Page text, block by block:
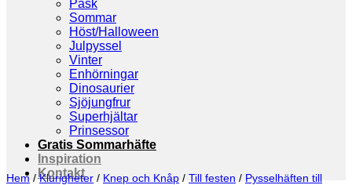
Påsk
Sommar
Höst/Halloween
Julpyssel
Vinter
Enhörningar
Dinosaurier
Sjöjungfrur
Superhjältar
Prinsessor
Gratis Sommarhäfte
Inspiration
Kontakt
Hem / Klurigheter / Knep och Knåp / Till festen / Pysselhäften till